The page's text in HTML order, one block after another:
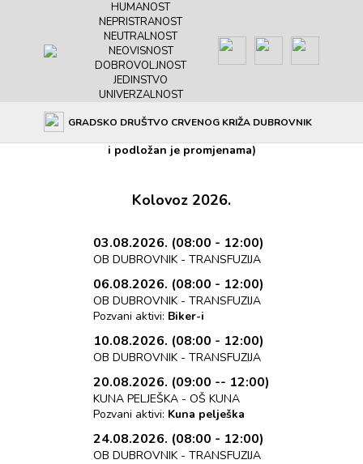
HUMANOST
NEPRISTRANOST
NEUTRALNOST
NEOVISNOST
DOBROVOLJNOST
JEDINSTVO
UNIVERZALNOST
GRADSKO DRUŠTVO CRVENOG KRIŽA DUBROVNIK
Akcije dobrovoljnog darivanja krvi
(Popis se sastoji od svih unaprijed upisanih akcija
i podložan je promjenama)
Kolovoz 2026.
03.08.2026. (08:00 - 12:00)
OB DUBROVNIK - TRANSFUZIJA
06.08.2026. (08:00 - 12:00)
OB DUBROVNIK - TRANSFUZIJA
Pozvani aktivi: Biker-i
10.08.2026. (08:00 - 12:00)
OB DUBROVNIK - TRANSFUZIJA
20.08.2026. (09:00 -- 12:00)
KUNA PELJEŠKA - OŠ KUNA
Pozvani aktivi: Kuna pelješka
24.08.2026. (08:00 - 12:00)
OB DUBROVNIK - TRANSFUZIJA